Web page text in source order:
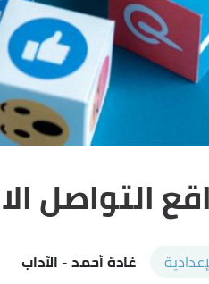
التواصل
غادة أحمد- الآداب